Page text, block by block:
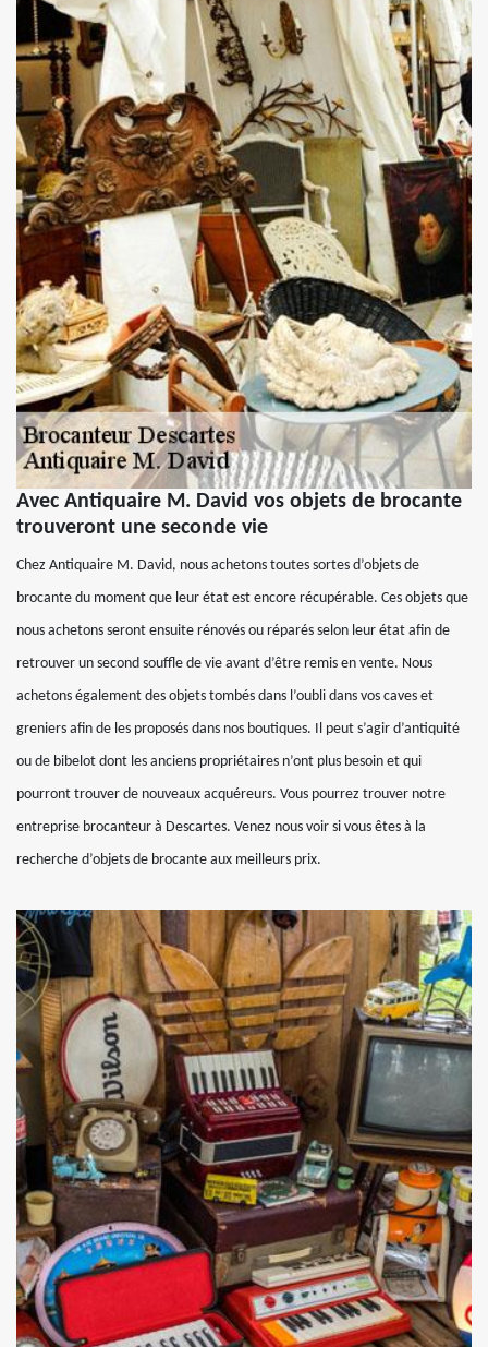
Avec Antiquaire M. David vos objets de brocante
trouveront une seconde vie
Chez Antiquaire M. David, nous achetons toutes sortes d’objets de
brocante du moment que leur état est encore récupérable. Ces objets que
nous achetons seront ensuite rénovés ou réparés selon leur état afin de
retrouver un second souffle de vie avant d’être remis en vente. Nous
achetons également des objets tombés dans l’oubli dans vos caves et
greniers afin de les proposés dans nos boutiques. Il peut s’agir d’antiquité
ou de bibelot dont les anciens propriétaires n’ont plus besoin et qui
pourront trouver de nouveaux acquéreurs. Vous pourrez trouver notre
entreprise brocanteur à Descartes. Venez nous voir si vous êtes à la
recherche d’objets de brocante aux meilleurs prix.